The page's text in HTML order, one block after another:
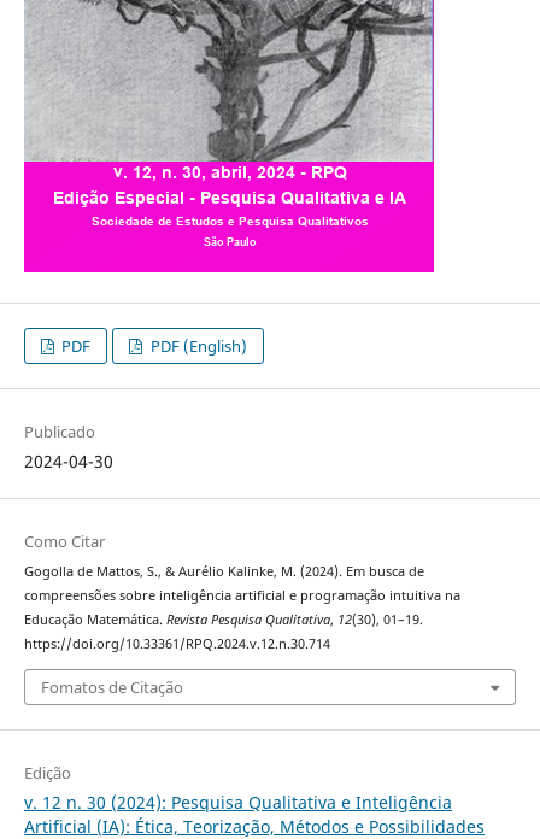
PDF PDF (English)
Publicado
2024-04-30
Como Citar
Gogolla de Mattos, S., & Aurélio Kalinke, M. (2024). Em busca de
compreensões sobre inteligência artificial e programação intuitiva na
Educação Matemática. Revista Pesquisa Qualitativa, 12(30), 01–19.
https://doi.org/10.33361/RPQ.2024.v.12.n.30.714
Fomatos de Citação
Edição
v. 12 n. 30 (2024): Pesquisa Qualitativa e Inteligência
Artificial (IA): Ética, Teorização, Métodos e Possibilidades